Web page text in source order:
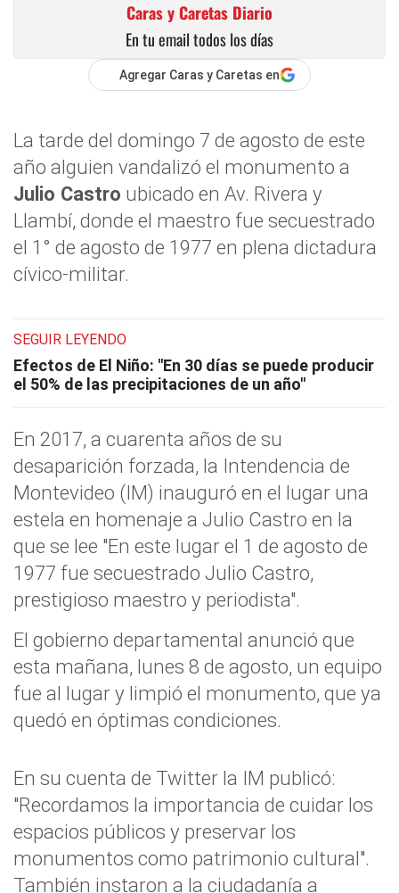
Caras y Caretas Diario
En tu email todos los días
Agregar Caras y Caretas en
La tarde del domingo 7 de agosto de este
año alguien vandalizó el monumento a
Julio Castro ubicado en Av. Rivera y
Llambí, donde el maestro fue secuestrado
el 1° de agosto de 1977 en plena dictadura
cívico-militar.
SEGUIR LEYENDO
Efectos de El Niño: "En 30 días se puede producir
el 50% de las precipitaciones de un año"
En 2017, a cuarenta años de su
desaparición forzada, la Intendencia de
Montevideo (IM) inauguró en el lugar una
estela en homenaje a Julio Castro en la
que se lee "En este lugar el 1 de agosto de
1977 fue secuestrado Julio Castro,
prestigioso maestro y periodista".
El gobierno departamental anunció que
esta mañana, lunes 8 de agosto, un equipo
fue al lugar y limpió el monumento, que ya
quedó en óptimas condiciones.
En su cuenta de Twitter la IM publicó:
"Recordamos la importancia de cuidar los
espacios públicos y preservar los
monumentos como patrimonio cultural".
También instaron a la ciudadanía a